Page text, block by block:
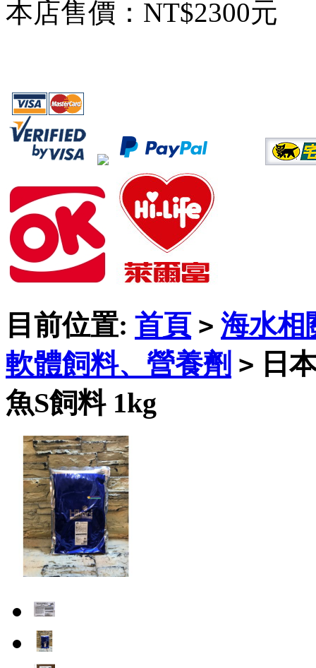
本店售價： NT$2300元
目前位置: 首頁 > 海水相
軟體飼料、營養劑 > 日
魚S飼料 1kg